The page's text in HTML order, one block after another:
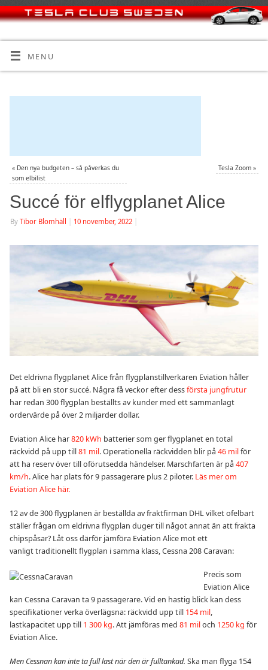
MENU
« Den nya budgeten – så påverkas du
som elbilist
Tesla Zoom »
Succé för elflygplanet Alice
By Tibor Blomhäll 10 november, 2022
Det eldrivna flygplanet Alice från flygplanstillverkaren Eviation håller
på att bli en stor succé. Några få veckor efter dessförsta jungfrutur
har redan 300 flygplan beställts av kunder med ett sammanlagt
ordervärde på över 2 miljarder dollar.
Eviation Alice har820 kWh batterier som ger flygplanet en total
räckvidd på upp till81 mil. Operationella räckvidden blir på 46 milför
att ha reserv över till oförutsedda händelser. Marschfarten är på 407
km/h. Alice har plats för 9 passagerare plus 2 piloter. Läs mer om
Eviation Alice här.
12 av de 300 flygplanen är beställda av fraktfirman DHL vilket ofelbart
ställer frågan om eldrivna flygplan duger till något annat än att frakta
chipspåsar? Låt oss därför jämföra Eviation Alice mot ett
vanligt traditionellt flygplan i samma klass, Cessna 208 Caravan:
Precis som
Eviation Alice
kan Cessna Caravan ta 9 passagerare. Vid en hastig blick kan dess
specifikationer verka överlägsna: räckvidd upp till 154 mil,
lastkapacitet upp till 1 300 kg. Att jämföras med 81 miloch 1250 kg för
Eviation Alice.
Men Cessnan kan inte ta full last när den är fulltankad. Ska man flyga 154